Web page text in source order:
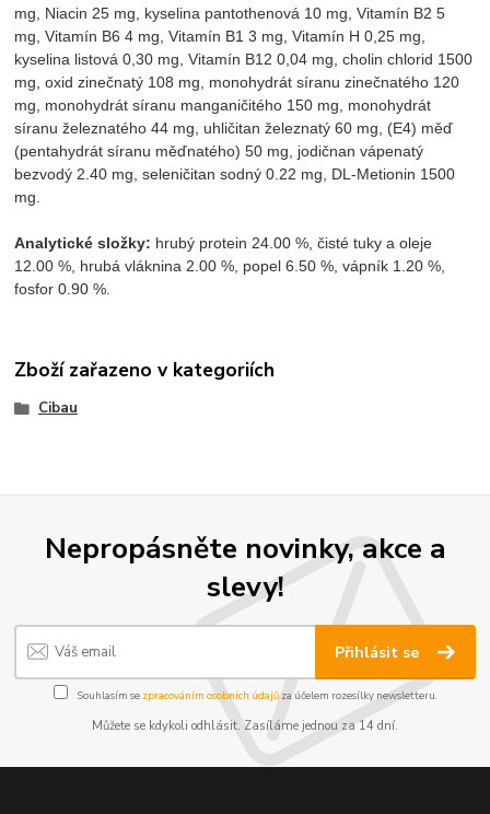
mg, Niacin 25 mg, kyselina pantothenová 10 mg, Vitamín B2 5
mg, Vitamín B6 4 mg, Vitamín B1 3 mg, Vitamín H 0,25 mg,
kyselina listová 0,30 mg, Vitamín B12 0,04 mg, cholin chlorid 1500
mg, oxid zinečnatý 108 mg, monohydrát síranu zinečnatého 120
mg, monohydrát síranu manganičitého 150 mg, monohydrát
síranu železnatého 44 mg, uhličitan železnatý 60 mg, (E4) měď
(pentahydrát síranu měďnatého) 50 mg, jodičnan vápenatý
bezvodý 2.40 mg, seleničitan sodný 0.22 mg, DL-Metionin 1500
mg.
Analytické složky: hrubý protein 24.00 %, čisté tuky a oleje
12.00 %, hrubá vláknina 2.00 %, popel 6.50 %, vápník 1.20 %,
fosfor 0.90 %.
Zboží zařazeno v kategoriích
Cibau
Nepropásněte novinky, akce a
slevy!
Přihlásit se
Souhlasím se zpracováním osobních údajůza účelem rozesílky newsletteru.
Můžete se kdykoli odhlásit. Zasíláme jednou za 14 dní.